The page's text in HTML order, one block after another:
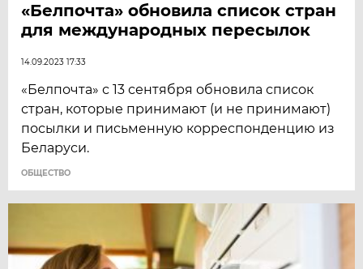
«Белпочта» обновила список стран
для международных пересылок
14.09.2023 17:33
«Белпочта» с 13 сентября обновила список
стран, которые принимают (и не принимают)
посылки и письменную корреспонденцию из
Беларуси.
ОБЩЕСТВО